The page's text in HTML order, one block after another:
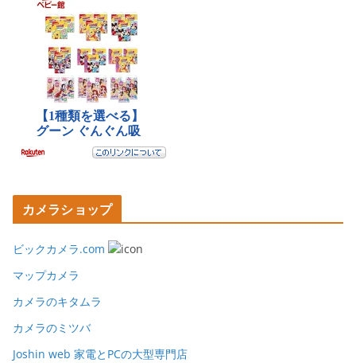
カメラショップ
ビックカメラ.com
マップカメラ
カメラのキタムラ
カメラのミツバ
Joshin web 家電とPCの大型専門店